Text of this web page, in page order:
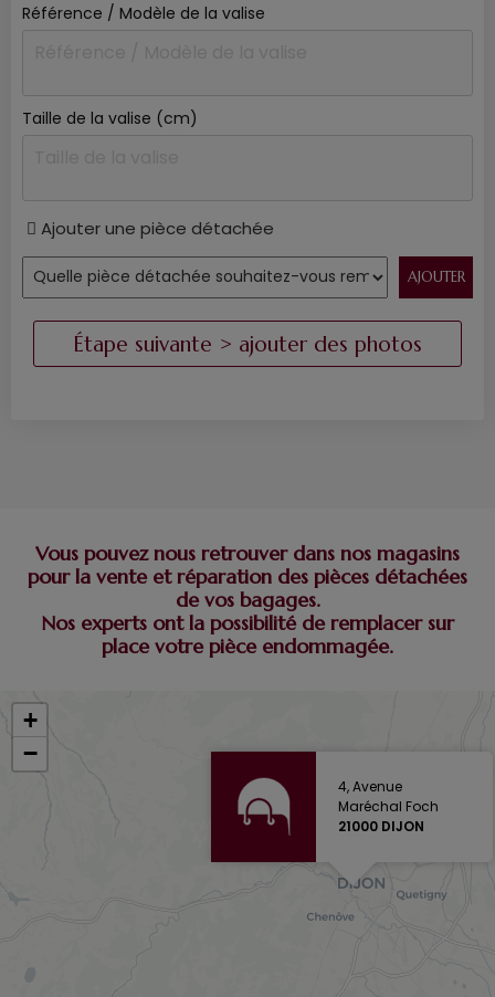
Référence / Modèle de la valise
Taille de la valise (cm)
Ajouter une pièce détachée
Vous pouvez nous retrouver dans nos magasins
pour la vente et réparation des pièces détachées
de vos bagages.
Nos experts ont la possibilité de remplacer sur
place votre pièce endommagée.
4, Avenue
Maréchal Foch
21000 DIJON
+
−